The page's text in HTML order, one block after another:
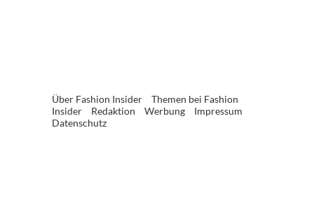
Über Fashion Insider
Themen bei Fashion
Insider
Redaktion Werbung
Impressum
Datenschutz